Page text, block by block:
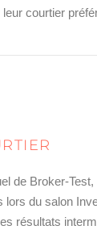
courtier
de Broker-
lors du salon
résultats